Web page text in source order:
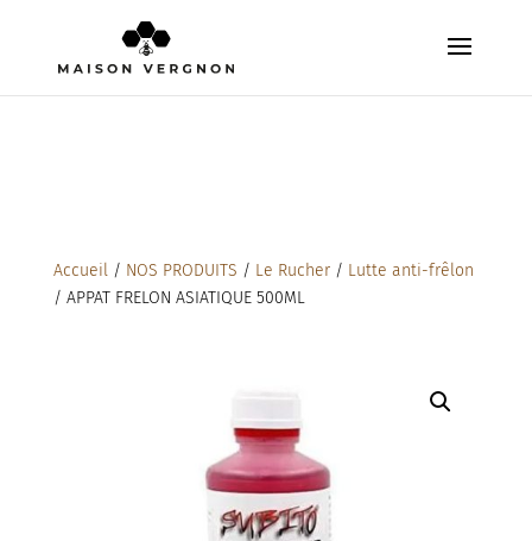
Accueil/ NOS PRODUITS / Le Rucher/ Lutte anti-frêlon
/ APPAT FRELON ASIATIQUE 500ML